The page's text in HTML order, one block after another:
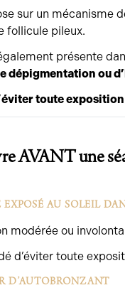
sur un mécanisme
follicule pileux.
présente
dépigmentation ou
éviter toute exposition
AVANT une
AU SOLEIL
modérée ou
d’éviter toute
D’AUTOBRONZANT